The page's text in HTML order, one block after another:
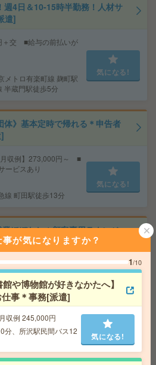
週4日＆10-15時半勤務！人材サ
遣]
＋交 ■給与の前払いが
トロ有楽町線 麹町駅
半蔵門駅徒歩5分
気になる!
体》基本定時で帰れる＊申告者
収例】273,000円～ ■
ービスあり
町田駅徒歩13分
気になる!
ほぼなし＊顧客専用ラウンジ
＋交 ■給与の前払いが
ロ銀座線 銀座駅徒歩
駅徒歩5分
気になる!
！未経験OK！マニュアル完
が気になりますか？
1/10
や博物館が好きなかたへ】
事＊事務[派遣]
収例 245,000円
分、所沢駅民間バス12
気になる!